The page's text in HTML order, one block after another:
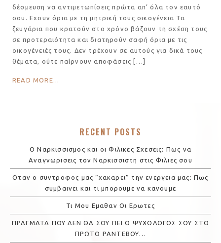
δέσμευση να αντιμετωπίσεις πρώτα απ’ όλα τον εαυτό
σου. Εχουν όρια με τη μητρική τους οικογένεια Τα
ζευγάρια που κρατούν στο χρόνο βάζουν τη σχέση τους
σε προτεραιότητα και διατηρούν σαφή όρια με τις
οικογένειές τους. Δεν τρέχουν σε αυτούς για δικά τους
θέματα, ούτε παίρνουν αποφάσεις […]
READ MORE...
RECENT POSTS
Ο Ναρκισσισμος και οι Φιλικες Σχεσεις: Πως να
Αναγνωρισεις τον Ναρκισσιστη στις Φιλιες σου
Οταν ο συντροφος μας “χακαρει” την ενεργεια μας: Πως
συμβαινει και τι μπορουμε να κανουμε
Τι Μου Εμαθαν Οι Ερωτες
ΠΡΑΓΜΑΤΑ ΠΟΥ ΔΕΝ ΘΑ ΣΟΥ ΠΕΙ Ο ΨΥΧΟΛΟΓΟΣ ΣΟΥ ΣΤΟ
ΠΡΩΤΟ ΡΑΝΤΕΒΟΥ…